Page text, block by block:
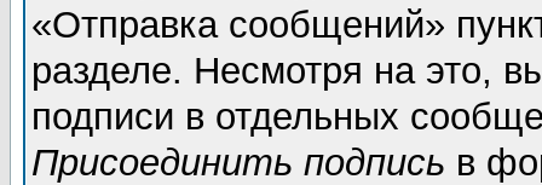
«Отправка сообщений»
разделе. Несмотря на это,
подписи в отдельных
Присоединить подпись в